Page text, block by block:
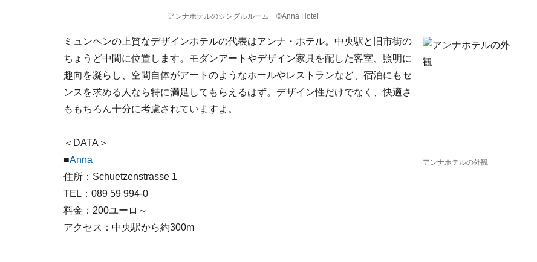
アンナホテルのシングルルーム ©Anna Hotel
アンナホテルの外観
ミュンヘンの上質なデザインホテルの代表はアンナ・ホテル。中央駅と旧市街の
ちょうど中間に位置します。モダンアートやデザイン家具を配した客室、照明に
趣向を凝らし、空間自体がアートのようなホールやレストランなど、宿泊にもセ
ンスを求める人なら特に満足してもらえるはず。デザイン性だけでなく、快適さ
ももちろん十分に考慮されていますよ。
＜DATA＞
■Anna
住所：Schuetzenstrasse 1
TEL：089 59 994-0
料金：200ユーロ～
アクセス：中央駅から約300m